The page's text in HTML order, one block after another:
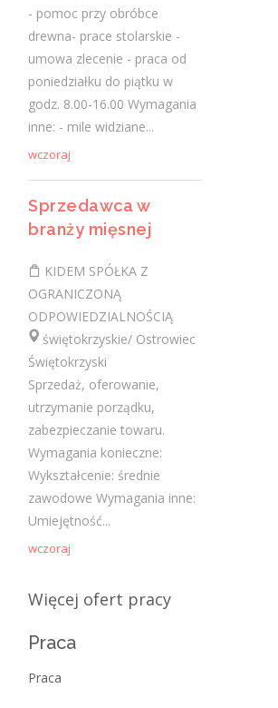
Jak zmienić pracę fizyczną na biurową?
3 stycznia 2021
W województwie świętokrzyskim
brakuje wykwalifikowanych murarzy
12 grudnia 2020
Dobry lider, czyli jaki?
10 listopada 2020
Mobilny, elastyczny i nastawiony na
rozwój – czy to ideał pracownika?
19 października 2020
Najnowsze komentarze
-
świętokrzyskim
-Obcokrajowcy w
świętokrzyskim
admin-Aktywizacja zawodowa osób
niepełnosprawnych w świętokrzyskim
czytelnik-Aktywizacja zawodowa osób
niepełnosprawnych w świętokrzyskim
województwie świętokrzyskim
- pomoc przy obróbce
drewna- prace stolarskie -
umowa zlecenie - praca od
poniedziałku do piątku w
godz. 8.00-16.00 Wymagania
inne: - mile widziane...
wczoraj
Sprzedawca w
branży mięsnej
KIDEM SPÓŁKA Z
OGRANICZONĄ
ODPOWIEDZIALNOŚCIĄ
świętokrzyskie/ Ostrowiec
Świętokrzyski
Sprzedaż, oferowanie,
utrzymanie porządku,
zabezpieczanie towaru.
Wymagania konieczne:
Wykształcenie: średnie
zawodowe Wymagania inne:
Umiejętność...
wczoraj
Więcej ofert pracy
Praca
Praca